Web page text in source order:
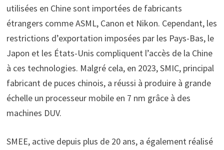
utilisées en Chine sont importées de fabricants
étrangers comme ASML, Canon et Nikon. Cependant, les
restrictions d’exportation imposées par les Pays-Bas, le
Japon et les États-Unis compliquent l’accès de la Chine
à ces technologies. Malgré cela, en 2023, SMIC, principal
fabricant de puces chinois, a réussi à produire à grande
échelle un processeur mobile en 7 nm grâce à des
machines DUV.
SMEE, active depuis plus de 20 ans, a également réalisé